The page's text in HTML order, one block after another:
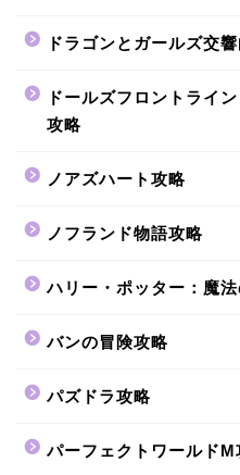
ドラゴンとガールズ交
ドールズフロントライ
攻略
ノアズハート攻略
ノフランド物語攻略
ハリー・ポッター：魔
バンの冒険攻略
パズドラ攻略
パーフェクトワールドM